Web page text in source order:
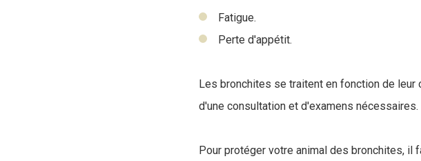
Fatigue.
Perte d'appétit.
Les bronchites se traitent en fonction de leur
d'une consultation et d'examens nécessaires.
Pour protéger votre animal des bronchites, il